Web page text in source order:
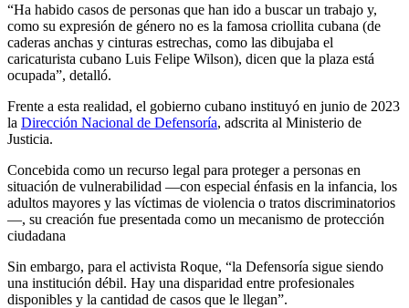
“Ha habido casos de personas que han ido a buscar un trabajo y,
como su expresión de género no es la famosa criollita cubana (de
caderas anchas y cinturas estrechas, como las dibujaba el
caricaturista cubano Luis Felipe Wilson), dicen que la plaza está
ocupada”, detalló.
Frente a esta realidad, el gobierno cubano instituyó en junio de 2023
la Dirección Nacional de Defensoría, adscrita al Ministerio de
Justicia.
Concebida como un recurso legal para proteger a personas en
situación de vulnerabilidad —con especial énfasis en la infancia, los
adultos mayores y las víctimas de violencia o tratos discriminatorios
—, su creación fue presentada como un mecanismo de protección
ciudadana
Sin embargo, para el activista Roque, “la Defensoría sigue siendo
una institución débil. Hay una disparidad entre profesionales
disponibles y la cantidad de casos que le llegan”.